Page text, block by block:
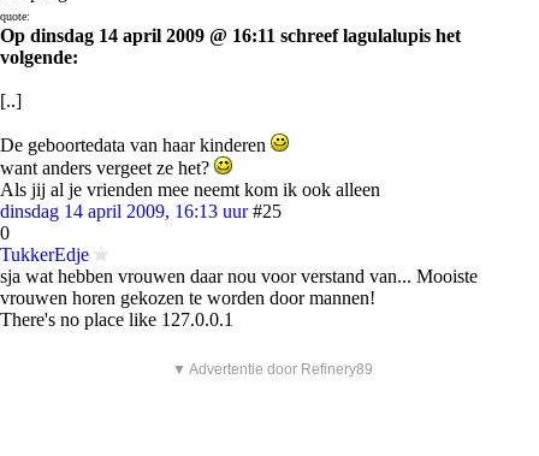
quote:
Op dinsdag 14 april 2009 @ 16:11 schreef lagulalupis het
volgende:
[..]
De geboortedata van haar kinderen
want anders vergeet ze het?
Als jij al je vrienden mee neemt kom ik ook alleen
dinsdag 14 april 2009, 16:13 uur #25
0
TukkerEdje
sja wat hebben vrouwen daar nou voor verstand van... Mooiste
vrouwen horen gekozen te worden door mannen!
There's no place like 127.0.0.1
▼ Advertentie door Refinery89